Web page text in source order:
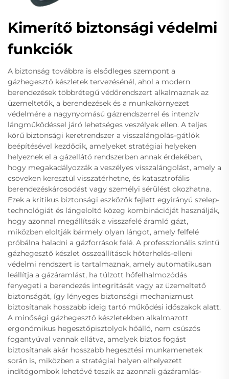
Kimerítő biztonsági védelmi
funkciók
A biztonság továbbra is elsődleges szempont a
gázhegesztő készletek tervezésénél, ahol a modern
berendezések többrétegű védőrendszert alkalmaznak az
üzemeltetők, a berendezések és a munkakörnyezet
védelmére a nagynyomású gázrendszerrel és intenzív
lángműködéssel járó lehetséges veszélyek ellen. A teljes
körű biztonsági keretrendszer a visszalángolás-gátlók
beépítésével kezdődik, amelyeket stratégiai helyeken
helyeznek el a gázellátó rendszerben annak érdekében,
hogy megakadályozzák a veszélyes visszalángolást, amely a
csöveken keresztül visszatérhetne, és katasztrofális
berendezéskárosodást vagy személyi sérülést okozhatna.
Ezek a kritikus biztonsági eszközök fejlett egyirányú szelep-
technológiát és lángeloltó közeg kombinációját használják,
hogy azonnal megállítsák a visszafelé áramló gázt,
miközben eloltják bármely olyan lángot, amely felfelé
próbálna haladni a gázforrások felé. A professzionális szintű
gázhegesztő készlet összeállítások hőterhelés-elleni
védelmi rendszert is tartalmaznak, amely automatikusan
leállítja a gázáramlást, ha túlzott hőfelhalmozódás
fenyegeti a berendezés integritását vagy az üzemeltető
biztonságát, így lényeges biztonsági mechanizmust
biztosítanak hosszabb ideig tartó működési időszakok alatt.
A minőségi gázhegesztő készletekben alkalmazott
ergonómikus hegesztőpisztolyok hőálló, nem csúszós
fogantyúval vannak ellátva, amelyek biztos fogást
biztosítanak akár hosszabb hegesztési munkamenetek
során is, miközben a stratégiai helyen elhelyezett
indítógombok lehetővé teszik az azonnali gázáramlás-